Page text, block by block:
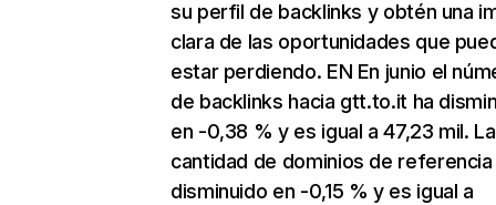
su perfil de backlinks y obtén una
clara de las oportunidades que
estar perdiendo. EN En junio el
de backlinks hacia gtt.to.it ha
en -0,38 % y es igual a 47,23 mil. La
cantidad de dominios de referencia
disminuido en -0,15 % y es igual a